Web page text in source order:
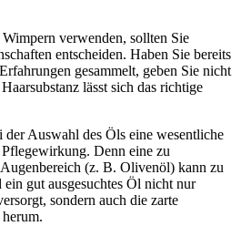
verwenden, sollten Sie
entscheiden. Haben Sie bereits
gesammelt, geben Sie nicht
lässt sich das richtige
Auswahl des Öls eine wesentliche
Denn eine zu
(z. B. Olivenöl) kann zu
gut ausgesuchtes Öl nicht nur
sondern auch die zarte